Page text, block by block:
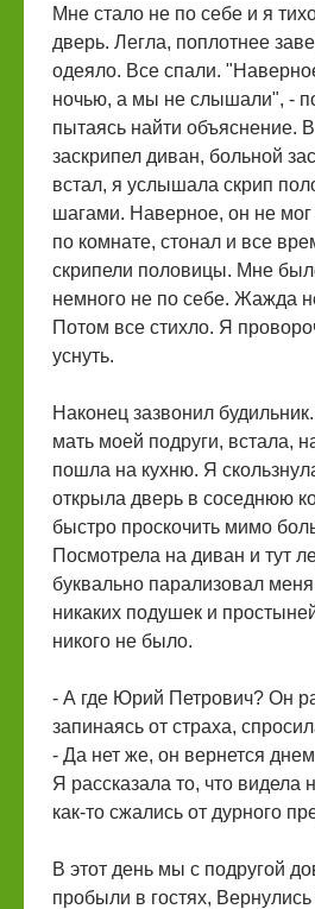
Мне стало не по себе и я
дверь. Легла, поплотнее
одеяло. Все спали.
ночью, а мы не слышали", -
пытаясь найти объяснение.
заскрипел диван, больной
встал, я услышала скрип
шагами. Наверное, он не мог
по комнате, стонал и все
скрипели половицы. Мне
немного не по себе. Жажда
Потом все стихло. Я
уснуть.
Наконец зазвонил
мать моей подруги, встала,
пошла на кухню. Я
открыла дверь в соседнюю
быстро проскочить мимо
Посмотрела на диван и тут
буквально парализовал
никаких подушек и
никого не было.
- А где Юрий Петрович? Он
запинаясь от страха,
- Да нет же, он вернется
Я рассказала то, что
как-то сжались от дурного
В этот день мы с подругой
пробыли в гостях, Вернулись